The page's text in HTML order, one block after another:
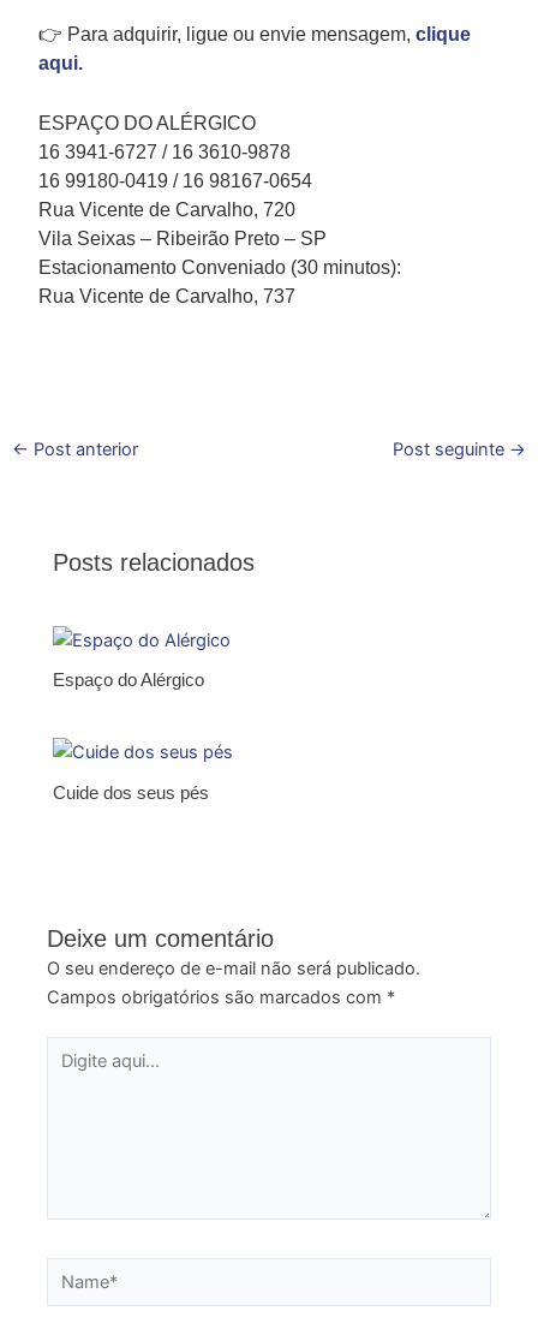
👉 Para adquirir, ligue ou envie mensagem,clique
aqui.
ESPAÇO DO ALÉRGICO
16 3941-6727 / 16 3610-9878
16 99180-0419 / 16 98167-0654
Rua Vicente de Carvalho, 720
Vila Seixas – Ribeirão Preto – SP
Estacionamento Conveniado (30 minutos):
Rua Vicente de Carvalho, 737
← Post anterior Post seguinte →
Posts relacionados
Espaço do Alérgico
Cuide dos seus pés
Deixe um comentário
O seu endereço de e-mail não será publicado.
Campos obrigatórios são marcados com *
Digite
Name*